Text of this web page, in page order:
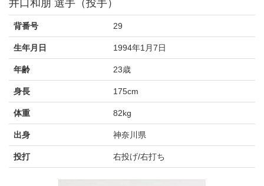
井口和朋 選手（投手）
背番号 29
生年月日 1994年1月7日
年齢 23歳
身長 175cm
体重 82kg
出身 神奈川県
投打 右投げ/右打ち